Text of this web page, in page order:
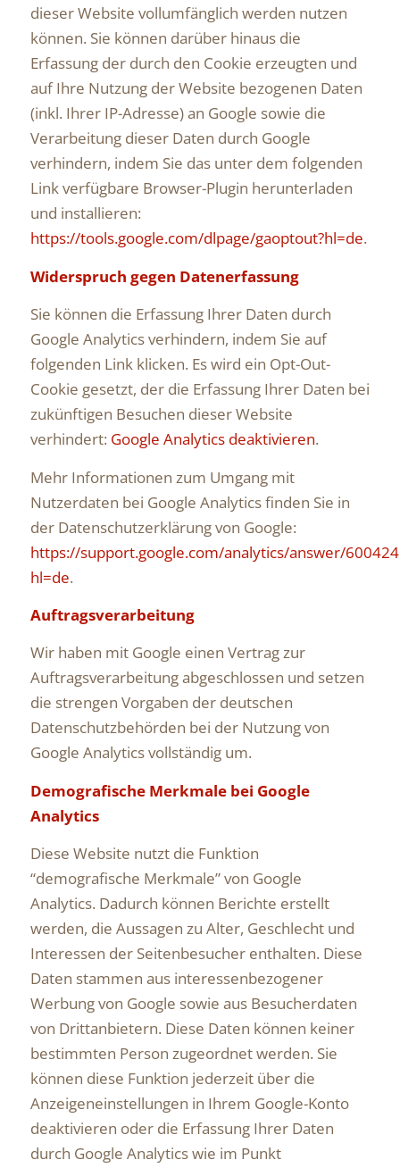
dieser Website vollumfänglich werden nutzen
können. Sie können darüber hinaus die
Erfassung der durch den Cookie erzeugten und
auf Ihre Nutzung der Website bezogenen Daten
(inkl. Ihrer IP-Adresse) an Google sowie die
Verarbeitung dieser Daten durch Google
verhindern, indem Sie das unter dem folgenden
Link verfügbare Browser-Plugin herunterladen
und installieren:
https://tools.google.com/dlpage/gaoptout?hl=de.
Widerspruch gegen Datenerfassung
Sie können die Erfassung Ihrer Daten durch
Google Analytics verhindern, indem Sie auf
folgenden Link klicken. Es wird ein Opt-Out-
Cookie gesetzt, der die Erfassung Ihrer Daten bei
zukünftigen Besuchen dieser Website
verhindert: Google Analytics deaktivieren.
Mehr Informationen zum Umgang mit
Nutzerdaten bei Google Analytics finden Sie in
der Datenschutzerklärung von Google:
https://support.google.com/analytics/answer/
hl=de.
Auftragsverarbeitung
Wir haben mit Google einen Vertrag zur
Auftragsverarbeitung abgeschlossen und setzen
die strengen Vorgaben der deutschen
Datenschutzbehörden bei der Nutzung von
Google Analytics vollständig um.
Demografische Merkmale bei Google
Analytics
Diese Website nutzt die Funktion
“demografische Merkmale” von Google
Analytics. Dadurch können Berichte erstellt
werden, die Aussagen zu Alter, Geschlecht und
Interessen der Seitenbesucher enthalten. Diese
Daten stammen aus interessenbezogener
Werbung von Google sowie aus Besucherdaten
von Drittanbietern. Diese Daten können keiner
bestimmten Person zugeordnet werden. Sie
können diese Funktion jederzeit über die
Anzeigeneinstellungen in Ihrem Google-Konto
deaktivieren oder die Erfassung Ihrer Daten
durch Google Analytics wie im Punkt